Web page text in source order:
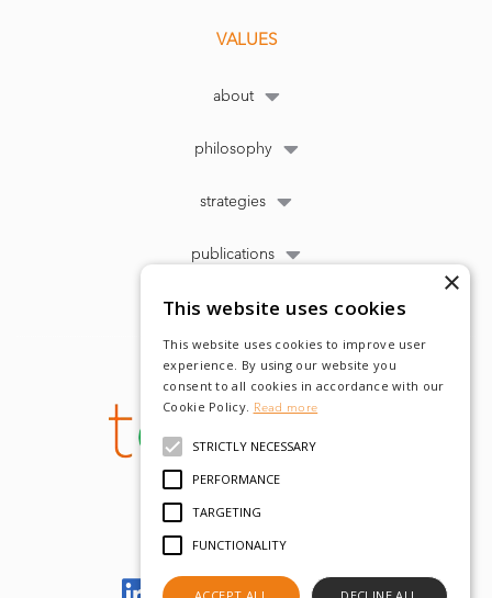
VALUES
about
philosophy
strategies
publications
×
This website uses cookies
This website uses cookies to improve user
experience. By using our website you
consent to all cookies in accordance with our
Cookie Policy. Read more
STRICTLY NECESSARY
PERFORMANCE
TARGETING
FUNCTIONALITY